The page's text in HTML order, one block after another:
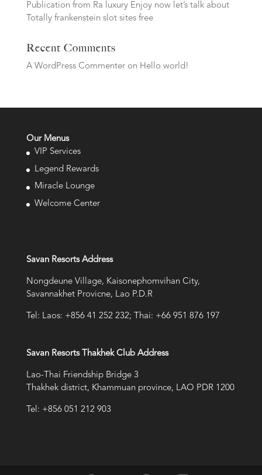
Publication from Ra luxury Enjoy now let’s talk about
Totally frankenstein slot sites free
Recent Comments
A WordPress Commenteron Hello world!
Our Menus
VIP Services
Legend Rewards
Miracle Lounge
Welcome Center
Savan Resorts Address
Nongdeune Village, Kaisonephomvihan City,
Savannakhet Provicne, Lao P.D.R
Tel: Laos: +856 41 252 232; Thai: +66 951 876 197
Savan Resorts Thakhek Club Address
Lao-Thai Friendship Bridge 3
Thakhek district, Khammuan province, LAO PDR 1200
Tel: +856 051 212 903